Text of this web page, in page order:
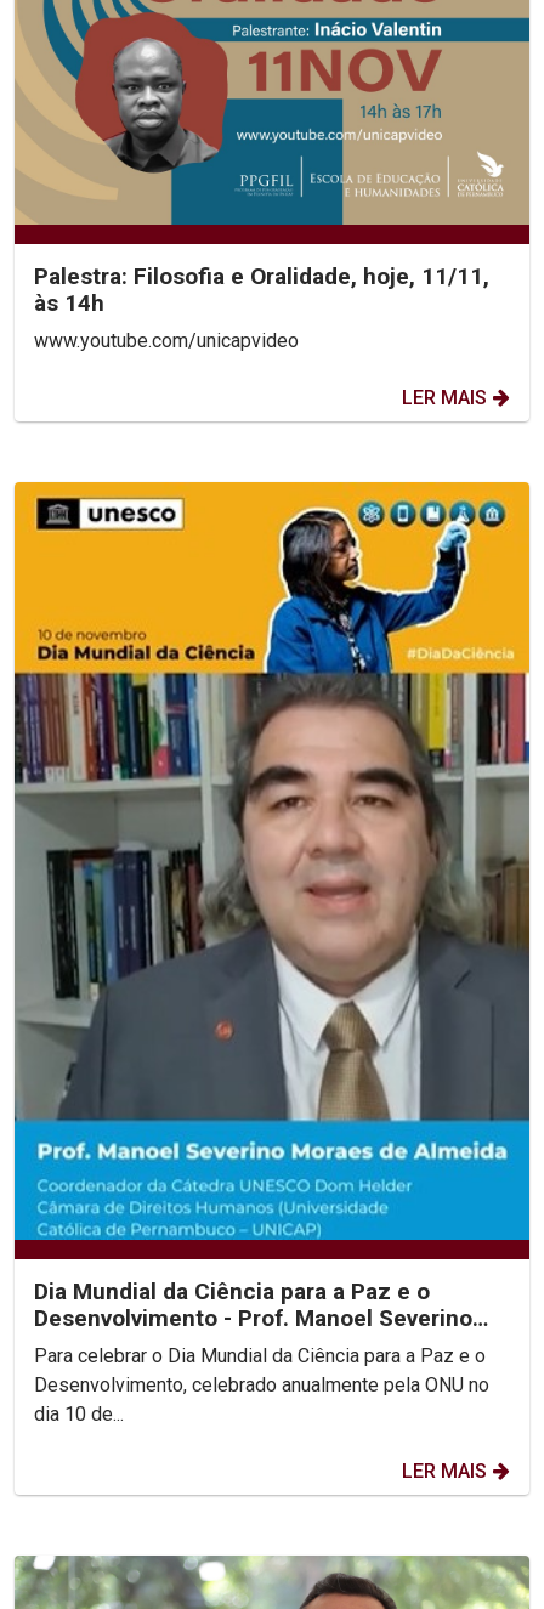
Palestra: Filosofia e Oralidade, hoje, 11/11,
às 14h
www.youtube.com/unicapvideo
LER MAIS
Dia Mundial da Ciência para a Paz e o
Desenvolvimento - Prof. Manoel Severino
Moraes de Almeida
Para celebrar o Dia Mundial da Ciência para a Paz e o
Desenvolvimento, celebrado anualmente pela ONU no
dia 10 de...
LER MAIS